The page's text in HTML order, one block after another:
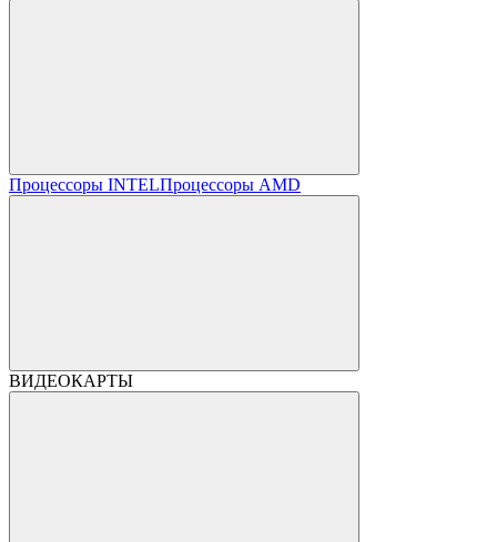
Процессоры INTELПроцессоры AMD
ВИДЕОКАРТЫ